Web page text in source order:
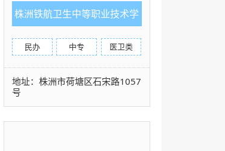
株洲铁航卫生中等职业技术学
校
民办 中专 医卫类
地址：株洲市荷塘区石宋路1057
号